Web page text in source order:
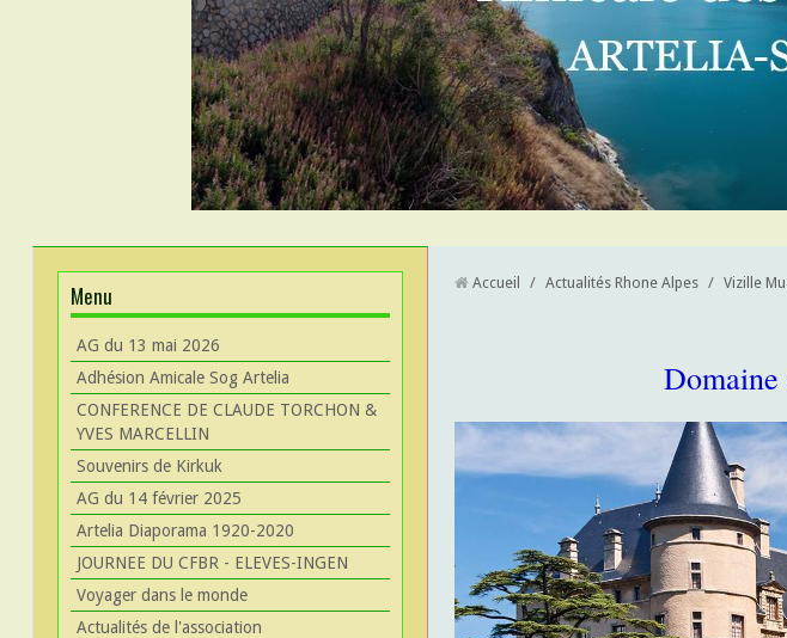
Menu
AG du 13 mai 2026
Adhésion Amicale Sog Artelia
CONFERENCE DE CLAUDE TORCHON &
YVES MARCELLIN
Souvenirs de Kirkuk
AG du 14 février 2025
Artelia Diaporama 1920-2020
JOURNEE DU CFBR - ELEVES-INGEN
Voyager dans le monde
Actualités de l'association
Accueil / Actualités Rhone Alpes / Vizille